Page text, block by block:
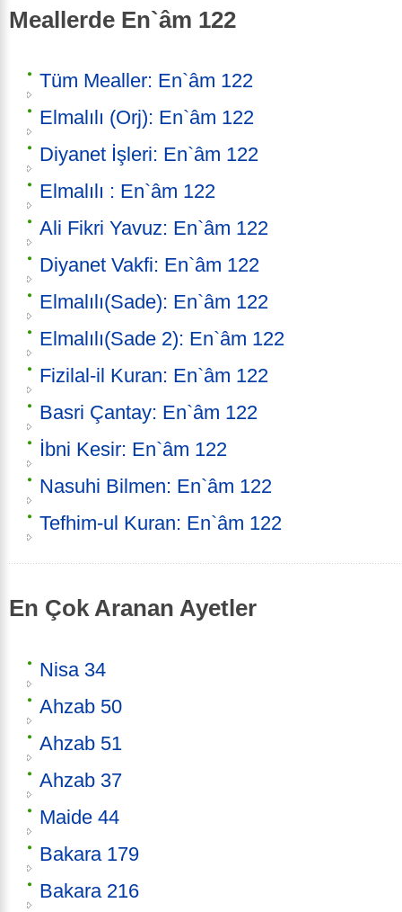
Meallerde En`âm 122
Tüm Mealler: En`âm 122
Elmalılı (Orj): En`âm 122
Diyanet İşleri: En`âm 122
Elmalılı : En`âm 122
Ali Fikri Yavuz: En`âm 122
Diyanet Vakfi: En`âm 122
Elmalılı(Sade): En`âm 122
Elmalılı(Sade 2): En`âm 122
Fizilal-il Kuran: En`âm 122
Basri Çantay: En`âm 122
İbni Kesir: En`âm 122
Nasuhi Bilmen: En`âm 122
Tefhim-ul Kuran: En`âm 122
En Çok Aranan Ayetler
Nisa 34
Ahzab 50
Ahzab 51
Ahzab 37
Maide 44
Bakara 179
Bakara 216